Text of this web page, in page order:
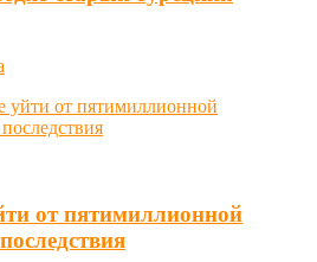
от пятимиллионной